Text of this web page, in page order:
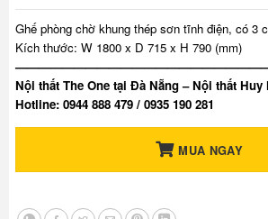
Ghế phòng chờ khung thép sơn tĩnh điện, có 3
Kích thước: W 1800 x D 715 x H 790 (mm)
Nội thất The One tại Đà Nẵng – Nội thất Huy
Hotline: 0944 888 479 / 0935 190 281
MUA NGAY